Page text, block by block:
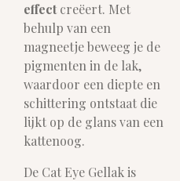
effectcreëert. Met
behulp van een
magneetje beweeg je de
pigmenten in de lak,
waardoor een diepte en
schittering ontstaat die
lijkt op de glans van een
kattenoog.
De Cat Eye Gellak is